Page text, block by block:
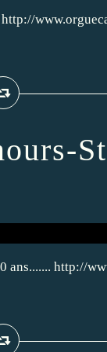
ans....... http://